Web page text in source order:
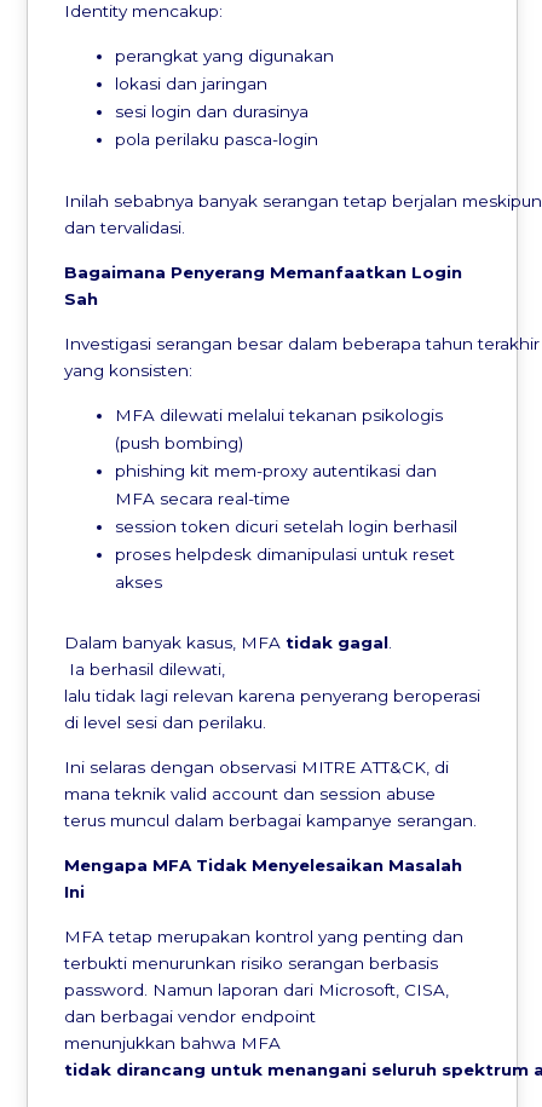
Identity mencakup:
perangkat yang digunakan
lokasi dan jaringan
sesi login dan durasinya
pola perilaku pasca-login
Inilah sebabnya banyak serangan tetap berjalan
dan tervalidasi.
Bagaimana Penyerang Memanfaatkan Login
Sah
Investigasi serangan besar dalam beberapa tahun
yang konsisten:
MFA dilewati melalui tekanan psikologis
(push bombing)
phishing kit mem-proxy autentikasi dan
MFA secara real-time
session token dicuri setelah login berhasil
proses helpdesk dimanipulasi untuk reset
akses
Dalam banyak kasus, MFAtidak gagal.
Ia berhasil dilewati,
lalu tidak lagi relevan karena penyerang beroperasi
di level sesi dan perilaku.
Ini selaras dengan observasi MITRE ATT&CK, di
mana teknik valid account dan session abuse
terus muncul dalam berbagai kampanye serangan.
Mengapa MFA Tidak Menyelesaikan Masalah
Ini
MFA tetap merupakan kontrol yang penting dan
terbukti menurunkan risiko serangan berbasis
password. Namun laporan dari Microsoft, CISA,
dan berbagai vendor endpoint
menunjukkan bahwa MFA
tidak dirancang untuk menangani seluruh spektrum